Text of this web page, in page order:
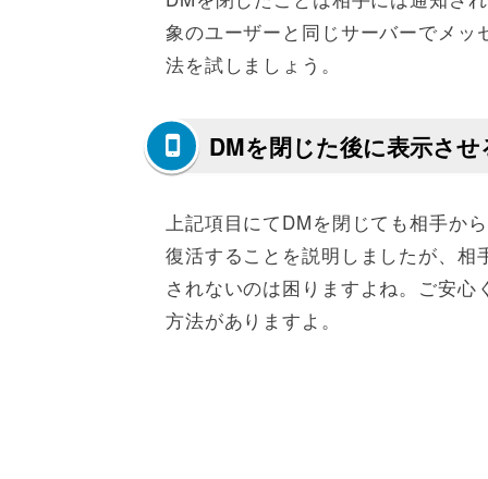
象のユーザーと同じサーバーでメ
法を試しましょう。
DMを閉じた後に表示させ
上記項目にてDMを閉じても相手か
復活することを説明しましたが、
されないのは困りますよね。ご安
方法がありますよ。